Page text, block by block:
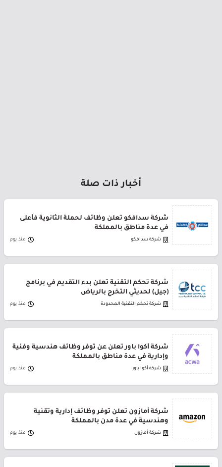
أخبار ذات صلة
شركة سدافكو تعلن وظائف لحملة الثانوية فأعلى
في عدة مناطق بالمملكة
شركة سدافكو منذ يوم
شركة تحكم التقنية تعلن بدء التقديم في برنامج
(جيل) لحديثي التخرج بالرياض
شركة تحكم التقنية المحدودة منذ يوم
شركة أكوا باور تعلن عن توفر وظائف هندسية وفنية
وإدارية في عدة مناطق بالمملكة
شركة أكوا باور منذ يوم
شركة أمازون تعلن توفر وظائف إدارية وتقنية
وهندسية في عدة مدن بالمملكة
شركة أمازون منذ يوم